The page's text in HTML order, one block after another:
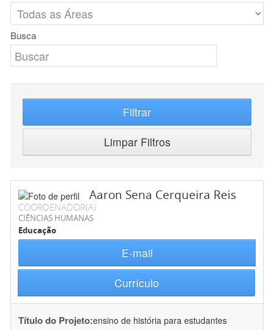
Busca
Filtrar
Limpar Filtros
Aaron Sena Cerqueira Reis
COORDENADOR(A)
CIÊNCIAS HUMANAS
Educação
E-mail
Currículo
Título do Projeto:ensino de história para estudantes